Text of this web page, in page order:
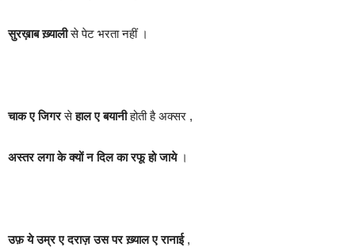
सुरख़ाब ख़्यालीसे पेट भरता नहीं ।
चाक ए जिगरसेहाल ए बयानीहोती है अक्सर ,
अस्तर लगा के क्यों न दिल का रफू हो जाये।
उफ़ ये उम्र ए दराज़ उस पर ख़्याल ए रानाई,